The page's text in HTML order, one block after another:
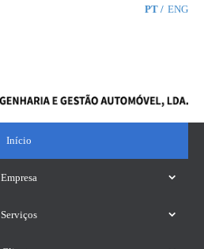
PT ENG
Início
Empresa
Serviços